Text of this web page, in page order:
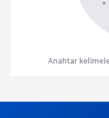
Anahtar